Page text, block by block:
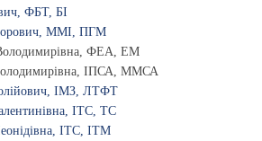
ФБТ, БІ
ММІ, ПГМ
Володимирівна, ФЕА, ЕМ
ІПСА, ММСА
ІМЗ, ЛТФТ
ІТС, ТС
ІТС, ІТМ